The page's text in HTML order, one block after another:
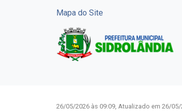
Mapa do Site
26/05/2026 às 09:09, Atualizado em 26/05/